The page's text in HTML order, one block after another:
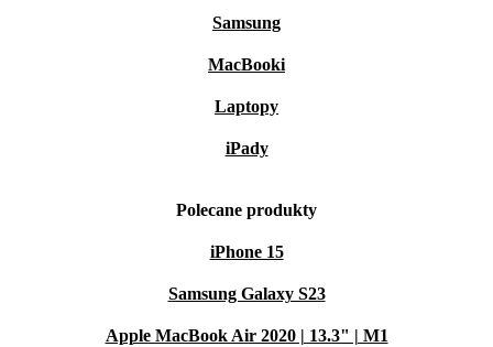
Samsung
MacBooki
Laptopy
iPady
Polecane produkty
iPhone 15
Samsung Galaxy S23
Apple MacBook Air 2020 | 13.3" | M1